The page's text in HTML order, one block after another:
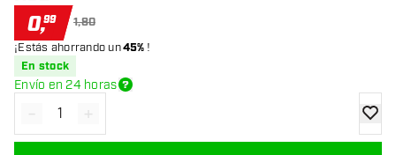
0,99 1,80
¡Estás ahorrando un45% !
En stock
Envío en 24 horas
Disminuir cantidad
- Aumentar cantidad
+